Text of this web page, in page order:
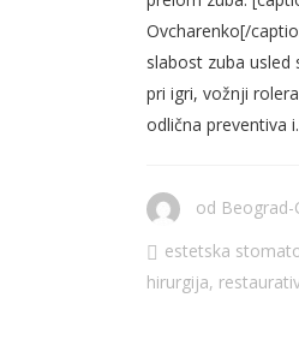
Ovcharenko[/
slabost zuba
pri igri, vožnji
odlična preventiva
od Beograd-
estetska
hirurgija,